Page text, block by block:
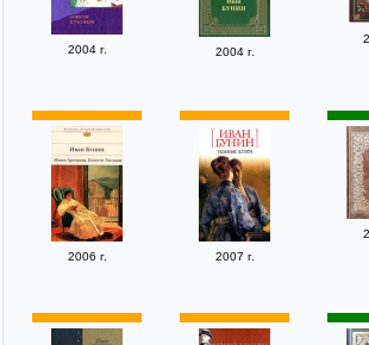
2004 г. 2004 г.
2006 г. 2007 г.